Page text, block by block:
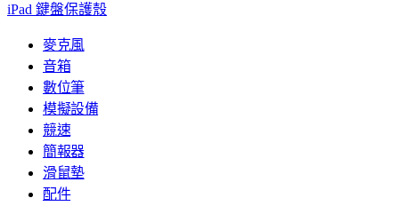
iPad 鍵盤保護殼
麥克風
音箱
數位筆
模擬設備
競速
簡報器
滑鼠墊
配件